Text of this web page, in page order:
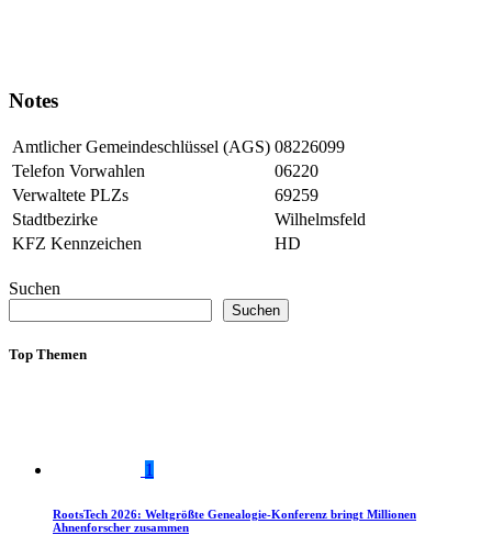
Notes
Amtlicher Gemeindeschlüssel (AGS) 08226099
Telefon Vorwahlen
06220
Verwaltete PLZs
69259
Stadtbezirke
Wilhelmsfeld
KFZ Kennzeichen
HD
Suchen
Suchen
Top Themen
1
RootsTech 2026: Weltgrößte Genealogie-Konferenz bringt Millionen
Ahnenforscher zusammen